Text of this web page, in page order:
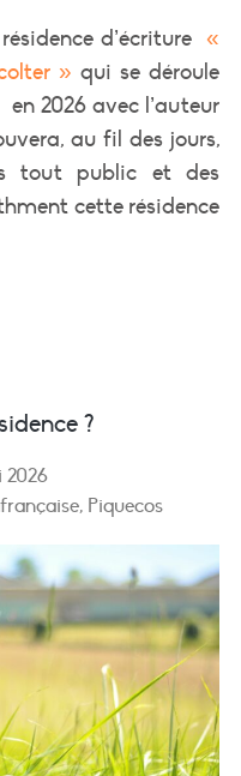
d’écriture «
» qui se déroule
en 2026 avec l’auteur
au fil des jours,
tout public et des
cette résidence
?
2026
, Piquecos